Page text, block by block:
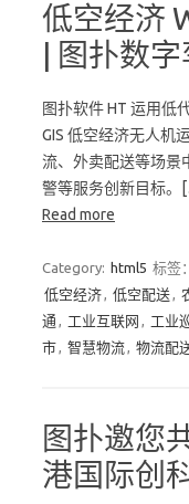
低空经济
| 图扑数
图扑软件 HT 运用低
GIS 低空经济无人机
流、外卖配送等场景
警等服务创新目标
Read more
Category: html5 标签：
低空经济, 低空配送,
通 , 工业互联网 , 工业
市, 智慧物流, 物流配
图扑邀您
港国际创